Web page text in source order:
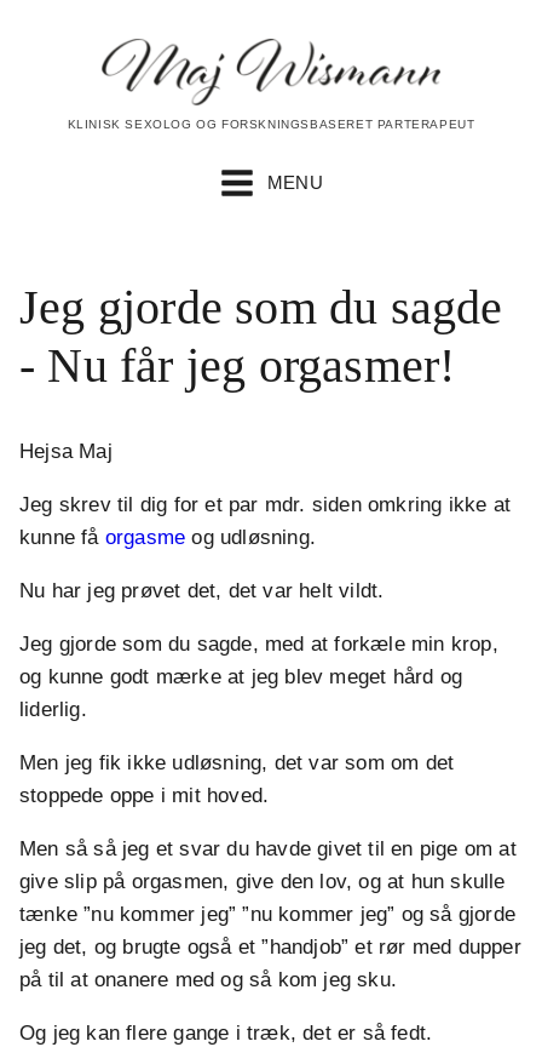
KLINISK SEXOLOG OG FORSKNINGSBASERET PARTERAPEUT
MENU
Jeg gjorde som du sagde
- Nu får jeg orgasmer!
Hejsa Maj
Jeg skrev til dig for et par mdr. siden omkring ikke at
kunne få orgasme og udløsning.
Nu har jeg prøvet det, det var helt vildt.
Jeg gjorde som du sagde, med at forkæle min krop,
og kunne godt mærke at jeg blev meget hård og
liderlig.
Men jeg fik ikke udløsning, det var som om det
stoppede oppe i mit hoved.
Men så så jeg et svar du havde givet til en pige om at
give slip på orgasmen, give den lov, og at hun skulle
tænke ”nu kommer jeg” ”nu kommer jeg” og så gjorde
jeg det, og brugte også et ”handjob” et rør med dupper
på til at onanere med og så kom jeg sku.
Og jeg kan flere gange i træk, det er så fedt.